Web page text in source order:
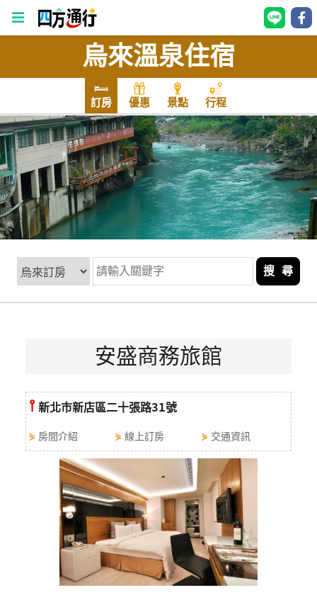
行
訂
房
台
灣
訂
全
球
烏來溫泉住宿
訂房 優惠 景點 行程
搜 尋
安盛商務旅館
⫯ 新北市新店區二十張路31號
⋟ 房間介紹 ⋟ 線上訂房 ⋟ 交通資訊